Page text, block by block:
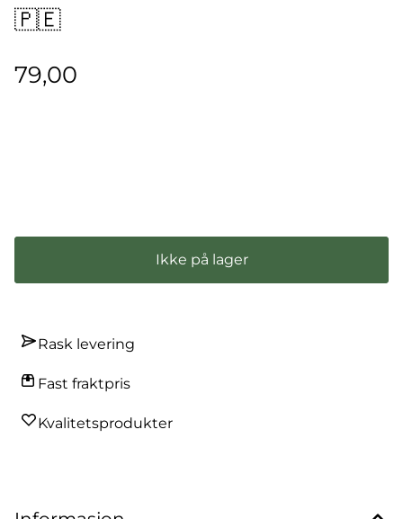
🇵🇪
79,00
Ikke på lager
Rask levering
Fast fraktpris
Kvalitetsprodukter